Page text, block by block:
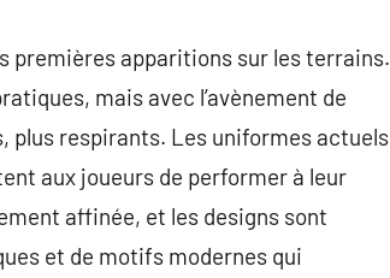
premières apparitions sur les terrains.
mais avec l’avènement de
plus respirants. Les uniformes actuels
aux joueurs de performer à leur
affinée, et les designs sont
et de motifs modernes qui